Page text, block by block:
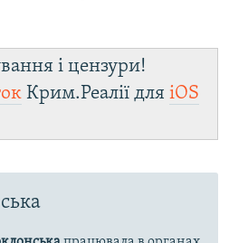
і цензури!
Крим.Реалії для iOS